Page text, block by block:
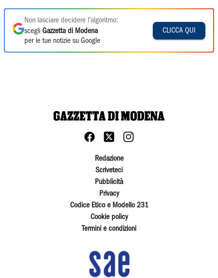
Non lasciare decidere l'algoritmo:
scegli Gazzetta di Modena
per le tue notizie su Google
CLICCA QUI
Redazione
Scriveteci
Pubblicità
Privacy
Codice Etico e Modello 231
Cookie policy
Termini e condizioni